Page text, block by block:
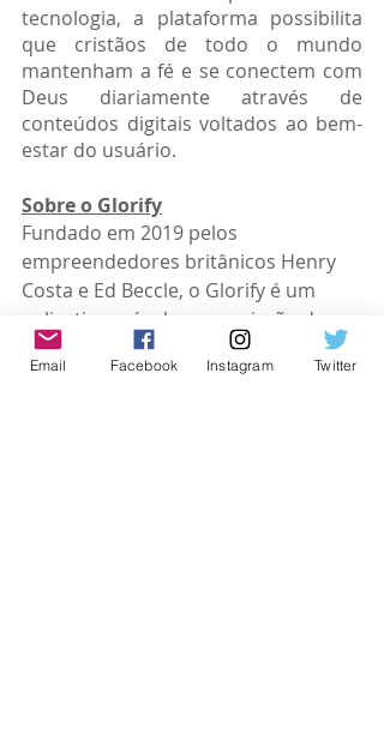
tecnologia, a plataforma possibilita
que cristãos de todo o mundo
mantenham a fé e se conectem com
Deus diariamente através de
conteúdos digitais voltados ao bem-
estar do usuário.
Sobre o Glorify
Fundado em 2019 pelos
empreendedores britânicos Henry
Costa e Ed Beccle, o Glorify é um
aplicativo móvel com a missão de
possibilitar que cristãos em todo o
mundo se conectem com Deus
Email Facebook Instagram Twitter